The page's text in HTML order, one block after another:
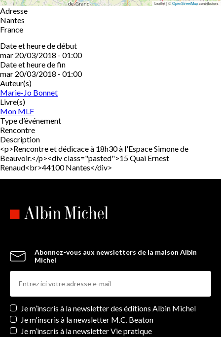
Leaflet | ©OpenStreetMapcontributors
Adresse
Nantes
France
Date et heure de début
mar 20/03/2018 - 01:00
Date et heure de fin
mar 20/03/2018 - 01:00
Auteur(s)
Marie-Jo Bonnet
Livre(s)
Mon MLF
Type d’événement
Rencontre
Description
<p>Rencontre et dédicace à 18h30 à l'Espace Simone de
Beauvoir.</p><div class="pasted">15 Quai Ernest
Renaud<br>44100 Nantes</div>
Abonnez-vous aux newsletters de la maison Albin
Michel
Newsletters
Je m’inscris à la newsletter des éditions Albin Michel
Je m'inscris à la newsletter M.C. Beaton
Je m’inscris à la newsletter Vie pratique